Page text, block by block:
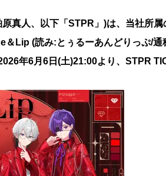
真人、以下「STPR」)は、当社所属
＆Lip (読み:とぅるーあんどりっぷ/通
年6月6日(土)21:00より、STPR